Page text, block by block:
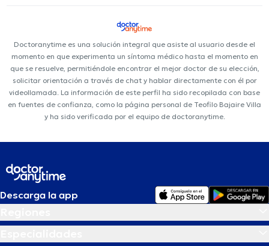
Doctoranytime es una solución integral que asiste al usuario desde el
momento en que experimenta un síntoma médico hasta el momento en
que se resuelve, permitiéndole encontrar el mejor doctor de su elección,
solicitar orientación a través de chat y hablar directamente con él por
videollamada. La información de este perfil ha sido recopilada con base
en fuentes de confianza, como la página personal de Teofilo Bajaire Villa
y ha sido verificada por el equipo de doctoranytime.
Descarga la app